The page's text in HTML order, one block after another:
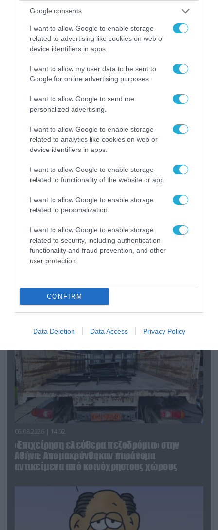
Google consents
I want to allow Google to enable storage
related to advertising like cookies on web or
device identifiers in apps.
I want to allow my user data to be sent to
Google for online advertising purposes.
I want to allow Google to send me
personalized advertising.
I want to allow Google to enable storage
related to analytics like cookies on web or
device identifiers in apps.
I want to allow Google to enable storage
related to functionality of the website or app.
I want to allow Google to enable storage
related to personalization.
I want to allow Google to enable storage
related to security, including authentication
functionality and fraud prevention, and other
user protection.
CONFIRM
Data Deletion Data Access Privacy Policy
«Η απόλυτη τραγωδία»: Η «αιχμηρή» ανάρτηση
07.08.2026 | 20:02
απομάκρυνσής του
06.08.2026 | 14:02
«Επιχείρηση ελεύθερα πεζοδρόμια» στην
Αθήνα: Απομακρύνθηκαν παράνομα
αντικείμενα από κοινόχρηστους χώρους